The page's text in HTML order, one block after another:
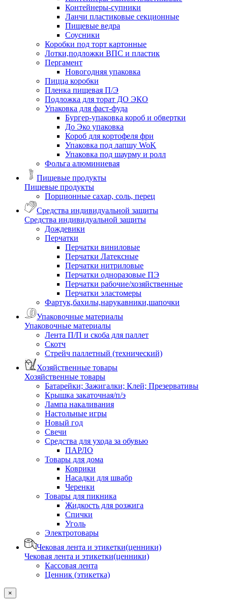
Контейнеры-супники
Ланчи пластиковые секционные
Пищевые ведра
Соусники
Коробки под торт картонные
Лотки,подложки ВПС и пластик
Пергамент
Новогодняя упаковка
Пицца коробки
Пленка пищевая П/Э
Подложка для торат ДО ЭКО
Упаковка для фаст-фуда
Бургер-упаковка короб и обвертки
До Эко упаковка
Короб для кортофеля фри
Упаковка под лапшу WoK
Упаковка под шаурму и ролл
Фольга алюминиевая
Пищевые продукты
Пищевые продукты
Порционные сахар, соль, перец
Средства индивидуальной защиты
Средства индивидуальной защиты
Дождевики
Перчатки
Перчатки виниловые
Перчатки Латексные
Перчатки нитриловые
Перчатки одноразовые ПЭ
Перчатки рабочие/хозяйственные
Перчатки эластомеры
Фартук,бахилы,нарукавники,шапочки
Упаковочные материалы
Упаковочные материалы
Лента П/П и скоба для паллет
Скотч
Стрейч паллетный (технический)
Хозяйственные товары
Хозяйственные товары
Батарейки; Зажигалки; Клей; Презервативы
Крышка закаточная/п/э
Лампа накаливания
Настольные игры
Новый год
Свечи
Средства для ухода за обувью
ПАРЛО
Товары для дома
Коврики
Насадки для швабр
Черенки
Товары для пикника
Жидкость для розжига
Спички
Уголь
Электротовары
Чековая лента и этикетки(ценники)
Чековая лента и этикетки(ценники)
Кассовая лента
Ценник (этикетка)
×